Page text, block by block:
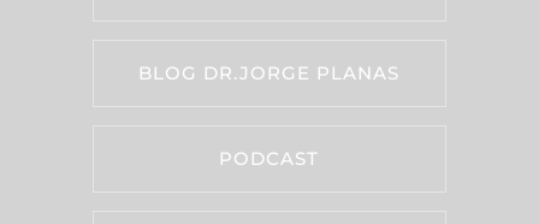
BLOG DR.JORGE PLANAS
PODCAST